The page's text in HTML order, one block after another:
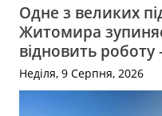
Одне з великих
Житомира
відновить
Неділя, 9 Серпня, 2026